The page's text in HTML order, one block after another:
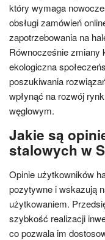
który wymaga
obsługi zamówień
zapotrzebowania na
Równocześnie zmiany
ekologiczna
poszukiwania
wpłynąć na rozwój
węglowym.
Jakie są
stalowych w
Opinie użytkowników
pozytywne i wskazują
użytkowaniem.
szybkość realizacji
co pozwala im